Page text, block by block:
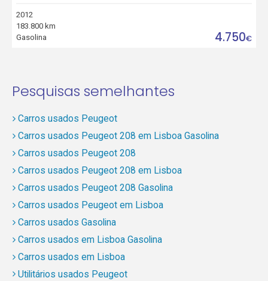
2012
183.800 km
Gasolina
4.750€
Pesquisas semelhantes
Carros usados Peugeot
Carros usados Peugeot 208 em Lisboa Gasolina
Carros usados Peugeot 208
Carros usados Peugeot 208 em Lisboa
Carros usados Peugeot 208 Gasolina
Carros usados Peugeot em Lisboa
Carros usados Gasolina
Carros usados em Lisboa Gasolina
Carros usados em Lisboa
Utilitários usados Peugeot